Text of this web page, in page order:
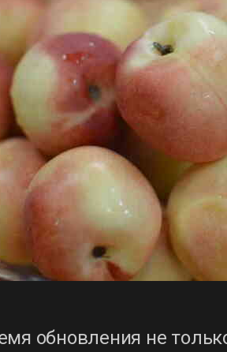
обновления не